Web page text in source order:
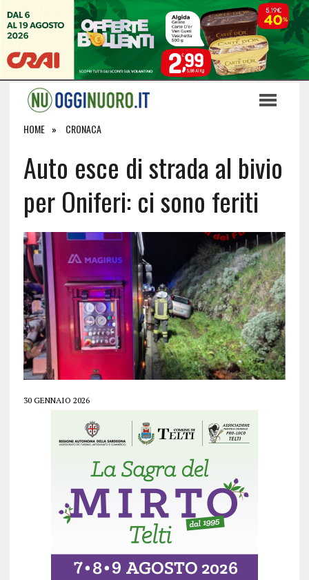
HOME CRONACA
Auto esce di strada al bivio
per Oniferi: ci sono feriti
30 GENNAIO 2026